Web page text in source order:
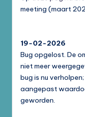
meeting (maart
19-02-2026
Bug opgelost. De
niet meer
bug is nu
aangepast
geworden.